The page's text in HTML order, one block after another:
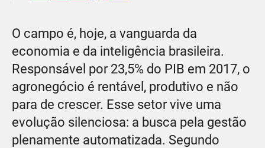
O campo é, hoje, a vanguarda da
economia e da inteligência brasileira.
Responsável por 23,5% do PIB em 2017, o
agronegócio é rentável, produtivo e não
para de crescer. Esse setor vive uma
evolução silenciosa: a busca pela gestão
plenamente automatizada. Segundo